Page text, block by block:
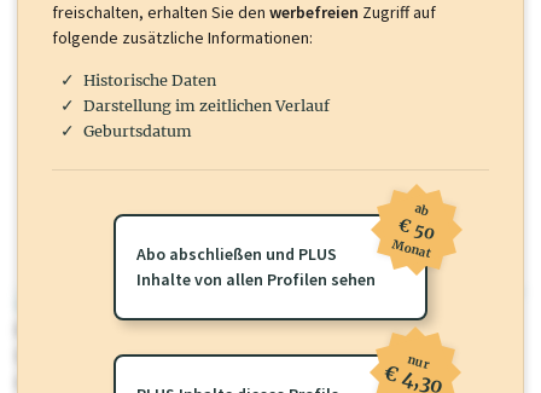
Für dieses Profil gibt es zusätzlichewirtschaft.at PLUS Inhalte
Sie momentan nicht einsehen können. Schalten Sie dieses Profil frei
oder loggen Sie sich ein um diese Inhalte zu sehen.
freischalten, erhalten Sie den werbefreien Zugriff auf
folgende zusätzliche Informationen:
Historische Daten
Darstellung im zeitlichen Verlauf
Geburtsdatum
Abo abschließen und PLUS
Inhalte von allen Profilen sehen
ab
€ 50
Monat
nur
€ 4,30